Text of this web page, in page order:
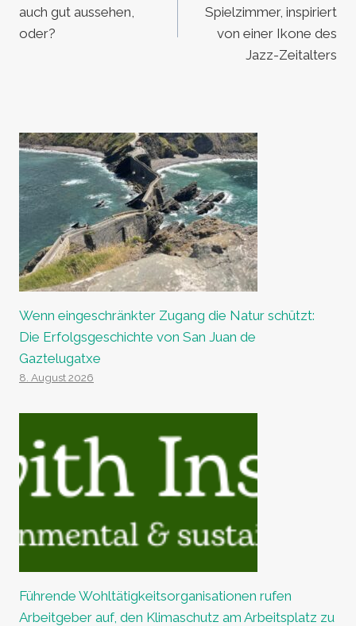
auch gut aussehen,
oder?
Spielzimmer, inspiriert
von einer Ikone des
Jazz-Zeitalters
Wenn eingeschränkter Zugang die Natur schützt:
Die Erfolgsgeschichte von San Juan de
Gaztelugatxe
8. August 2026
Führende Wohltätigkeitsorganisationen rufen
Arbeitgeber auf, den Klimaschutz am Arbeitsplatz zu